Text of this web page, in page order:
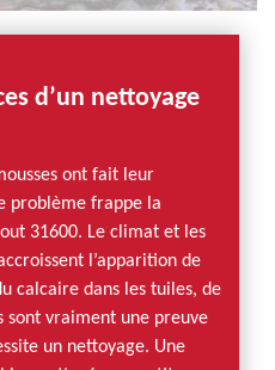
d’un nettoyage
ont fait leur
problème frappe la
31600. Le climat et les
l’apparition de
calcaire dans les tuiles, de
sont vraiment une preuve
un nettoyage. Une